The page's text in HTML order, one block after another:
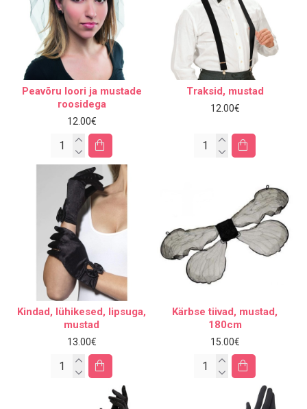
Peavõru loori ja mustade
roosidega
12.00€
Traksid, mustad
12.00€
Kindad, lühikesed, lipsuga,
mustad
13.00€
Kärbse tiivad, mustad,
180cm
15.00€